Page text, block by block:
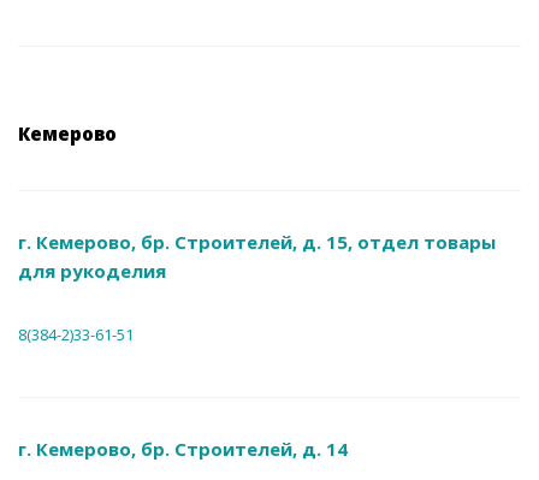
Кемерово
г. Кемерово, бр. Строителей, д. 15, отдел товары
для рукоделия
8(384-2)33-61-51
г. Кемерово, бр. Строителей, д. 14